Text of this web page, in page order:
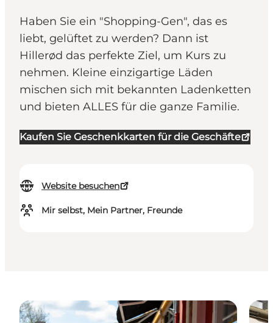
Haben Sie ein "Shopping-Gen", das es
liebt, gelüftet zu werden? Dann ist
Hillerød das perfekte Ziel, um Kurs zu
nehmen. Kleine einzigartige Läden
mischen sich mit bekannten Ladenketten
und bieten ALLES für die ganze Familie.
Kaufen Sie Geschenkkarten für die Geschäfte
Website besuchen
Mir selbst, Mein Partner, Freunde